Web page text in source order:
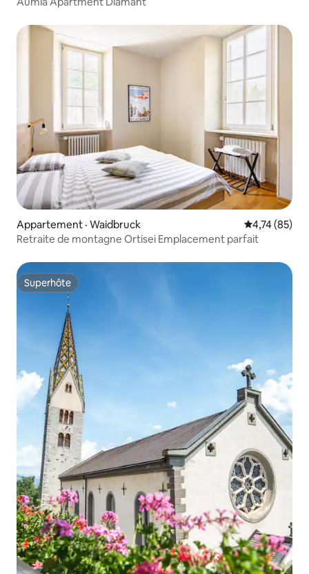
Appartement · Waidbruck Note
4,74 (85)
Retraite de montagne Ortisei Emplacement parfait
Superhôte
Superhôte